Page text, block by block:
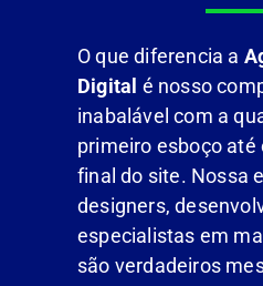
O que diferencia a
Digital é nosso
inabalável com a
primeiro esboço até
final do site. Nossa
designers,
especialistas em
são verdadeiros